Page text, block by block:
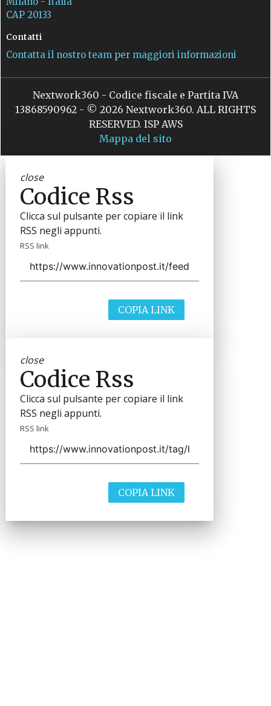
CAP 20133
Contatti
Contatta il nostro team per maggiori informazioni
Nextwork360 - Codice fiscale e Partita IVA
13868590962 - © 2026 Nextwork360. ALL RIGHTS
RESERVED. ISP AWS
Mappa del sito
close
Codice Rss
Clicca sul pulsante per copiare il link
RSS negli appunti.
RSS link
COPIA LINK
close
Codice Rss
Clicca sul pulsante per copiare il link
RSS negli appunti.
RSS link
COPIA LINK